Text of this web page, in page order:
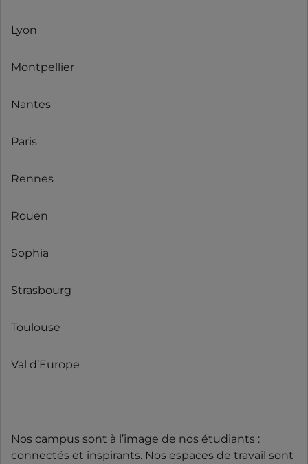
Lyon
Montpellier
Nantes
Paris
Rennes
Rouen
Sophia
Strasbourg
Toulouse
Val d’Europe
Nos campus sont à l’image de nos étudiants :
connectés et inspirants. Nos espaces de travail sont